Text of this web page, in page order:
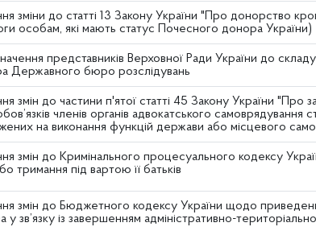
зміни до статті 13 Закону України "Про донорство
особам, які мають статус Почесного донора України)
представників Верховної Ради України до
Державного бюро розслідувань
змін до частини п'ятої статті 45 Закону України "Про
членів органів адвокатського самоврядування
на виконання функцій держави або місцевого
змін до Кримінального процесуального кодексу
тримання під вартою її батьків
змін до Бюджетного кодексу України щодо
зв’язку із завершенням адміністративно-